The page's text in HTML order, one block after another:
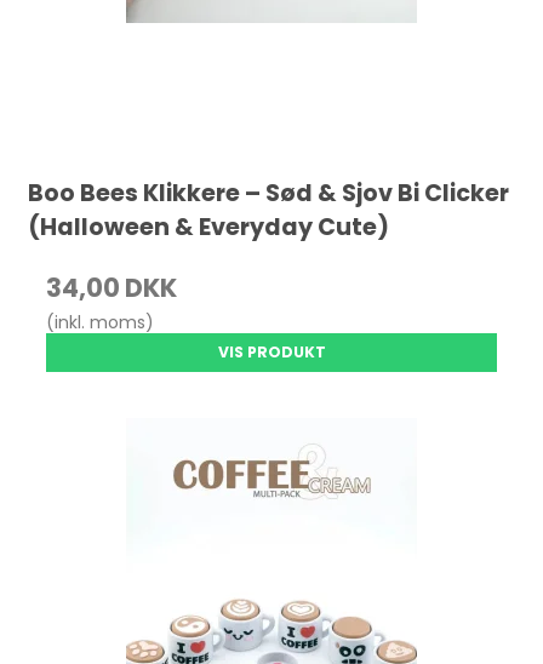
Boo Bees Klikkere – Sød & Sjov Bi Clicker
(Halloween & Everyday Cute)
34,00 DKK
(inkl. moms)
VIS PRODUKT